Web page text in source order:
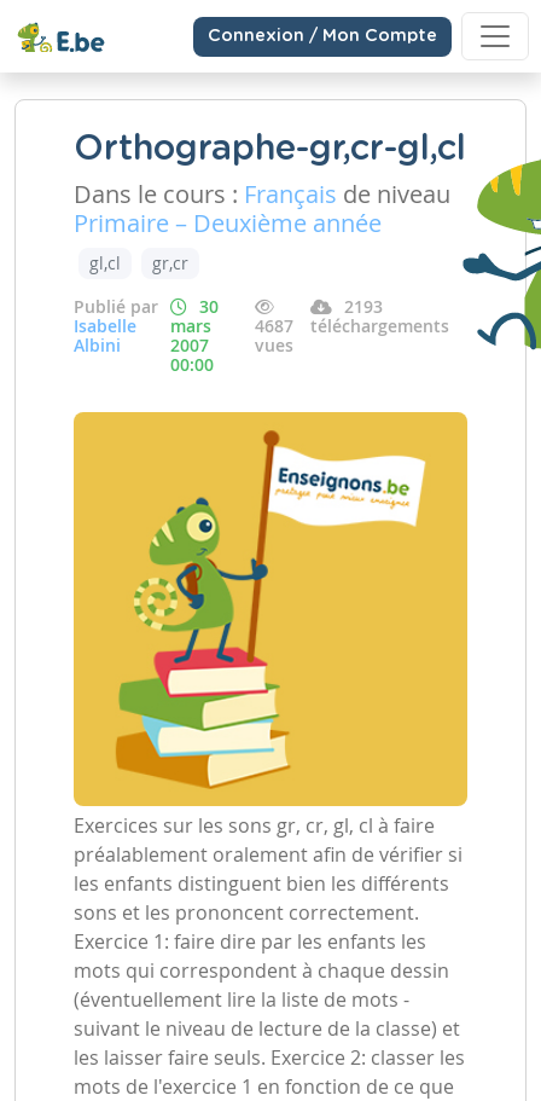
Connexion / Mon Compte
Orthographe-gr,cr-gl,cl
Dans le cours : Français de niveau
Primaire – Deuxième année
gl,cl
gr,cr
Publié par
Isabelle
Albini
30
mars
2007
00:00
4687
vues
2193
téléchargements
Exercices sur les sons gr, cr, gl, cl à faire
préalablement oralement afin de vérifier si
les enfants distinguent bien les différents
sons et les prononcent correctement.
Exercice 1: faire dire par les enfants les
mots qui correspondent à chaque dessin
(éventuellement lire la liste de mots -
suivant le niveau de lecture de la classe) et
les laisser faire seuls. Exercice 2: classer les
mots de l'exercice 1 en fonction de ce que